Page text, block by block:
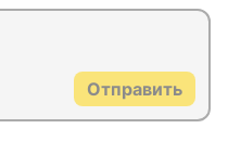
Отправить